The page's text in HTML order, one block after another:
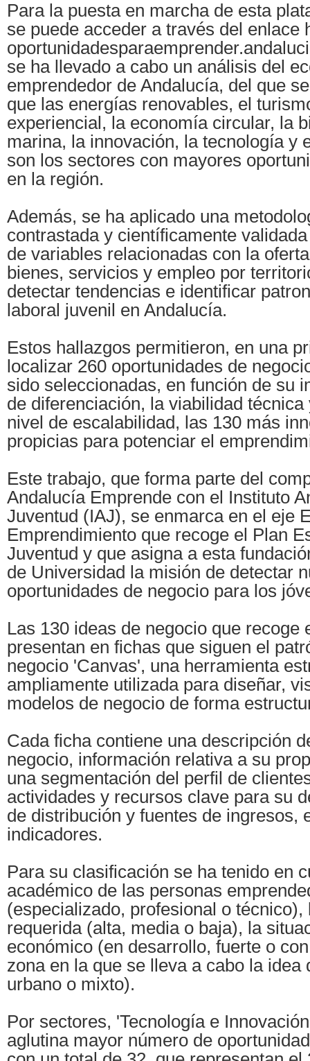
Para la puesta en marcha de esta
se puede acceder a través del enlace
se ha llevado a cabo un análisis del
emprendedor de Andalucía, del que
que las energías renovables, el
experiencial, la economía circular, la
marina, la innovación, la tecnología y
son los sectores con mayores
en la región.
Además, se ha aplicado una
contrastada y científicamente
de variables relacionadas con la
bienes, servicios y empleo por
detectar tendencias e identificar
laboral juvenil en Andalucía.
Estos hallazgos permitieron, en una
localizar 260 oportunidades de
sido seleccionadas, en función de su
de diferenciación, la viabilidad
nivel de escalabilidad, las 130 más
propicias para potenciar el
Este trabajo, que forma parte del
Andalucía Emprende con el Instituto
Juventud (IAJ), se enmarca en el eje
Emprendimiento que recoge el Plan
Juventud y que asigna a esta
de Universidad la misión de detectar
oportunidades de negocio para los
Las 130 ideas de negocio que recoge
presentan en fichas que siguen el
negocio 'Canvas', una herramienta
ampliamente utilizada para diseñar,
modelos de negocio de forma
Cada ficha contiene una descripción
negocio, información relativa a su
una segmentación del perfil de
actividades y recursos clave para su
de distribución y fuentes de ingresos,
indicadores.
Para su clasificación se ha tenido en
académico de las personas
(especializado, profesional o técnico),
requerida (alta, media o baja), la
económico (en desarrollo, fuerte o
zona en la que se lleva a cabo la idea
urbano o mixto).
Por sectores, 'Tecnología e
aglutina mayor número de